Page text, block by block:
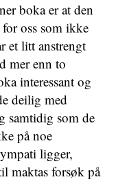
boka er at den
oss som ikke
et litt anstrengt
mer enn to
interessant og
deilig med
samtidig som de
på noe
ligger,
maktas forsøk på